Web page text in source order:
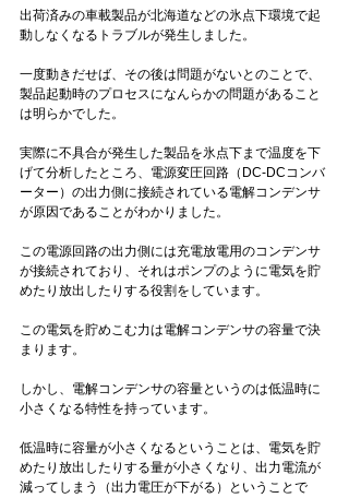
出荷済みの車載製品が北海道などの氷点下環境で起
動しなくなるトラブルが発生しました。
一度動きだせば、その後は問題がないとのことで、
製品起動時のプロセスになんらかの問題があること
は明らかでした。
実際に不具合が発生した製品を氷点下まで温度を下
げて分析したところ、電源変圧回路（DC-DCコンバ
ーター）の出力側に接続されている電解コンデンサ
が原因であることがわかりました。
この電源回路の出力側には充電放電用のコンデンサ
が接続されており、それはポンプのように電気を貯
めたり放出したりする役割をしています。
この電気を貯めこむ力は電解コンデンサの容量で決
まります。
しかし、電解コンデンサの容量というのは低温時に
小さくなる特性を持っています。
低温時に容量が小さくなるということは、電気を貯
めたり放出したりする量が小さくなり、出力電流が
減ってしまう（出力電圧が下がる）ということで